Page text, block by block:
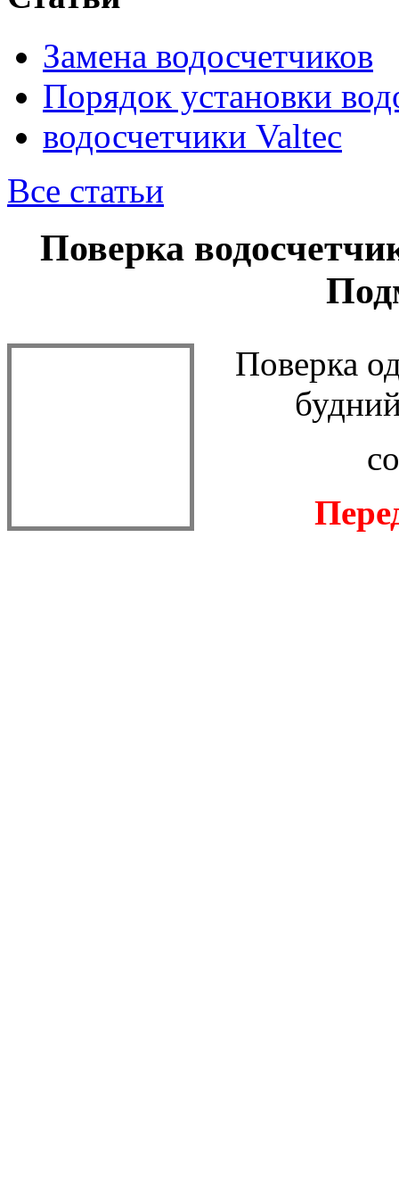
Замена водосчетчиков
Порядок установки
водосчетчики Valtec
Все статьи
Поверка
Поверка